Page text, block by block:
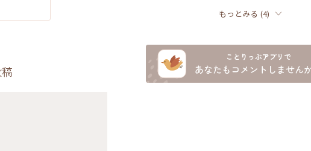
#リフレクション #こと
もっとみる (4)